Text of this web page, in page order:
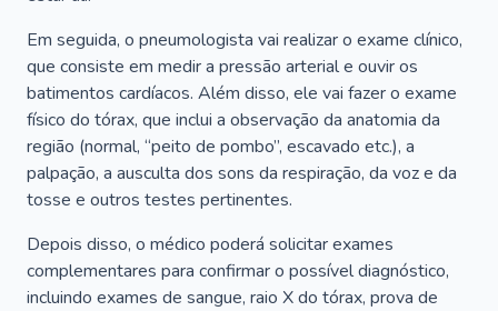
Em seguida, o pneumologista vai realizar o exame clínico,
que consiste em medir a pressão arterial e ouvir os
batimentos cardíacos. Além disso, ele vai fazer o exame
físico do tórax, que inclui a observação da anatomia da
região (normal, “peito de pombo”, escavado etc.), a
palpação, a ausculta dos sons da respiração, da voz e da
tosse e outros testes pertinentes.
Depois disso, o médico poderá solicitar exames
complementares para confirmar o possível diagnóstico,
incluindo exames de sangue, raio X do tórax, prova de